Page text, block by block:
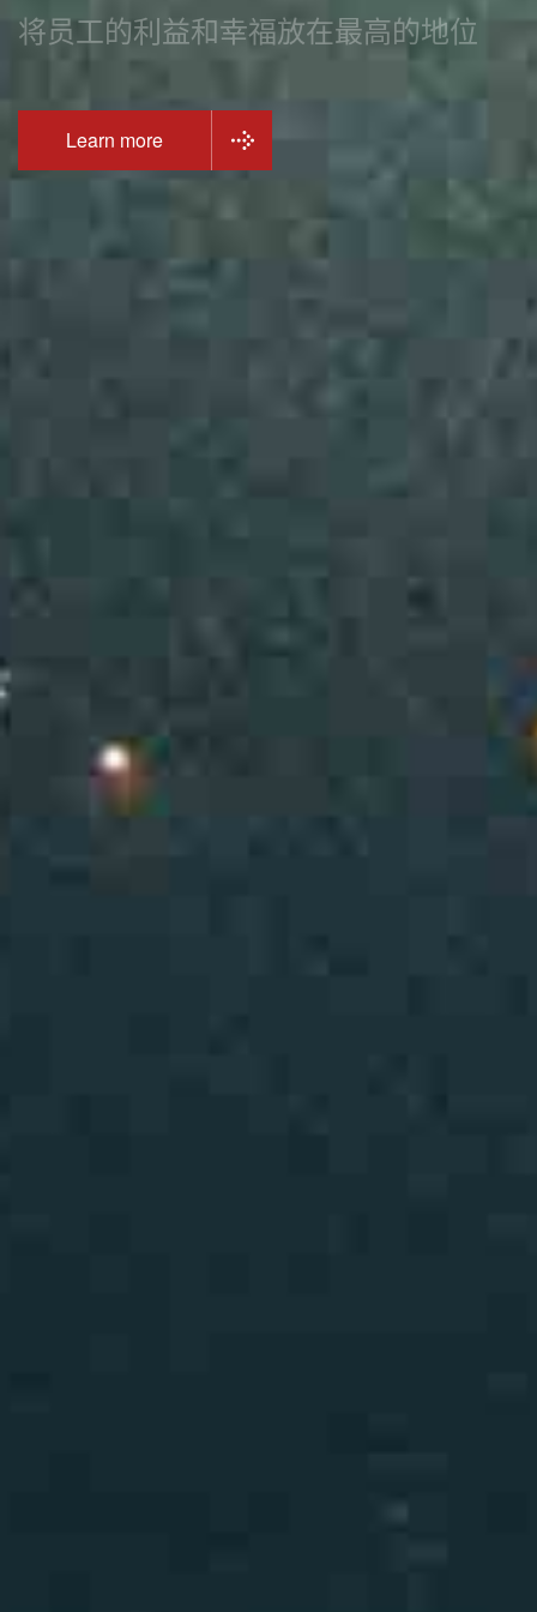
将员工的利益和幸福放在最高的地位
Learn more